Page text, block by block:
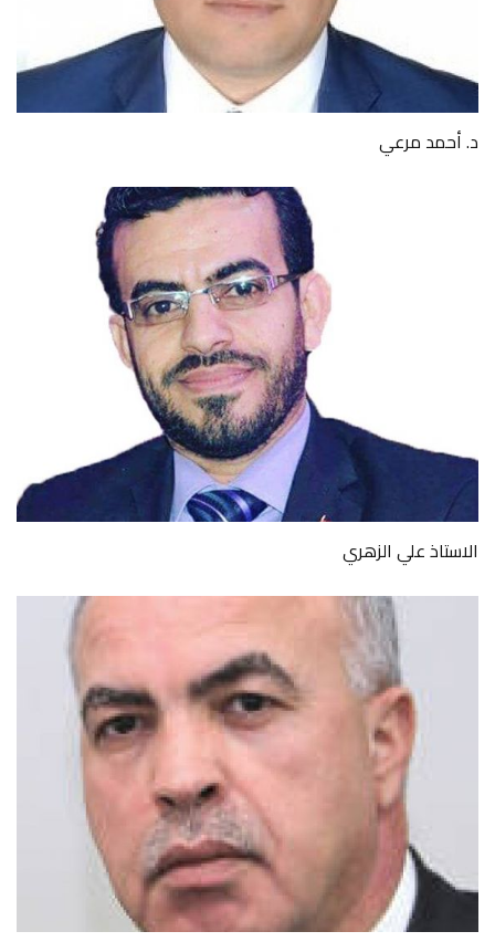
د. أحمد مرعي
الاستاذ علي الزهري